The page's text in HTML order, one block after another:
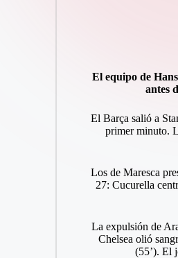
El equipo de
antes
El Barça salió a
primer minuto.
Los de Maresca
27: Cucurella
La expulsión de
Chelsea olió
(55’). El